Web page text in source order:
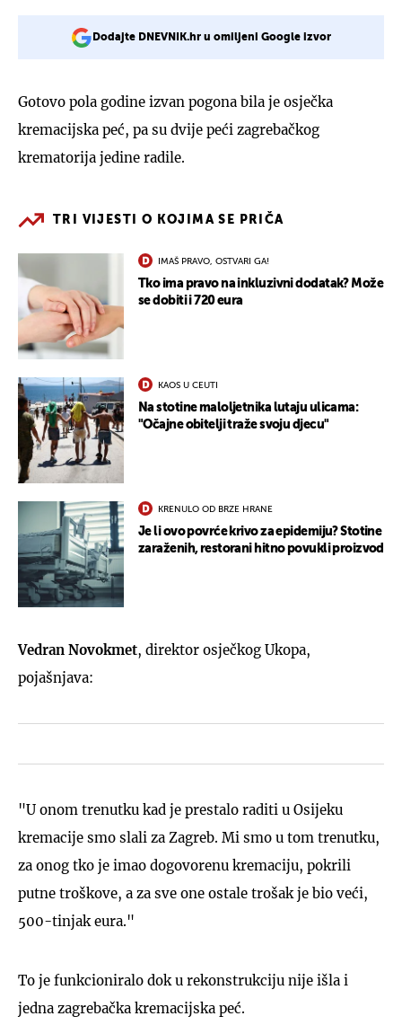
Dodajte DNEVNIK.hr u omiljeni Google izvor
Gotovo pola godine izvan pogona bila je osječka
kremacijska peć, pa su dvije peći zagrebačkog
krematorija jedine radile.
TRI VIJESTI O KOJIMA SE PRIČA
IMAŠ PRAVO, OSTVARI GA!
Tko ima pravo na inkluzivni dodatak? Može
se dobiti i 720 eura
KAOS U CEUTI
Na stotine maloljetnika lutaju ulicama:
"Očajne obitelji traže svoju djecu"
KRENULO OD BRZE HRANE
Je li ovo povrće krivo za epidemiju? Stotine
zaraženih, restorani hitno povukli proizvod
Vedran Novokmet, direktor osječkog Ukopa,
pojašnjava:
"U onom trenutku kad je prestalo raditi u Osijeku
kremacije smo slali za Zagreb. Mi smo u tom trenutku,
za onog tko je imao dogovorenu kremaciju, pokrili
putne troškove, a za sve one ostale trošak je bio veći,
500-tinjak eura."
To je funkcioniralo dok u rekonstrukciju nije išla i
jedna zagrebačka kremacijska peć.